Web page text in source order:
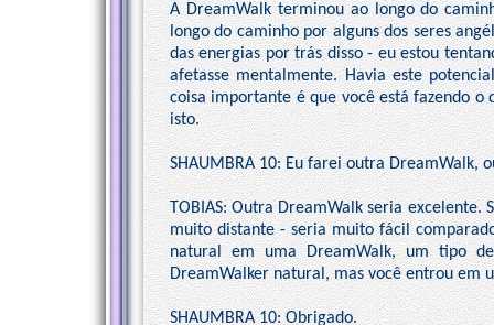
A DreamWalk terminou ao longo do
longo do caminho por alguns dos seres
das energias por trás disso - eu estou
afetasse mentalmente. Havia este
coisa importante é que você está fazendo o
isto.
SHAUMBRA 10: Eu farei outra DreamWalk,
TOBIAS: Outra DreamWalk seria
muito distante - seria muito fácil
natural em uma DreamWalk, um tipo
DreamWalker natural, mas você entrou em
SHAUMBRA 10: Obrigado.